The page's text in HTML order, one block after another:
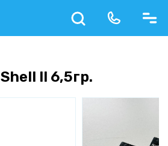
II 6,5гр.